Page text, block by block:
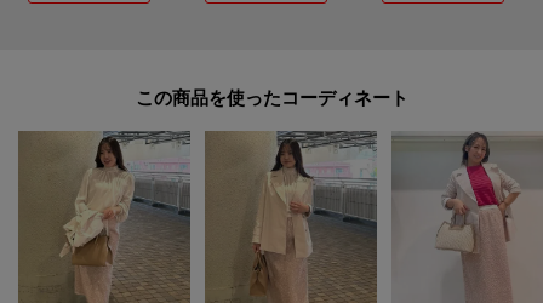
が異なる場合もございます。
モデル情報：身長169cm B83 W61 H89 着用サイズ：38（M）
この商品を使った